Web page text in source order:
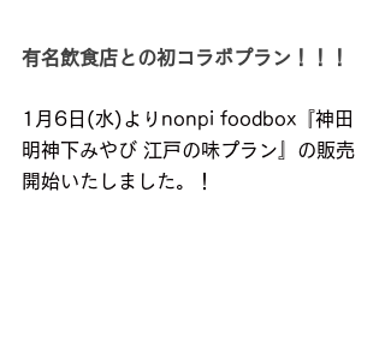
有名飲食店との初コラボプラン！！！
1月6日(水)よりnonpi foodbox『神田
明神下みやび 江戸の味プラン』の販売
開始いたしました。！